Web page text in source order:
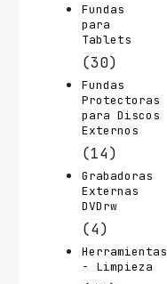
Fundas
para
Tablets
(30)
Fundas
Protectoras
para Discos
Externos
(14)
Grabadoras
Externas
DVDrw
(4)
Herramientas
- Limpieza